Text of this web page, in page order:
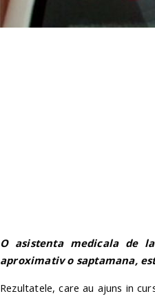
Oasistenta medicala de
aproximativ o saptamana,
Rezultatele, care au ajuns in